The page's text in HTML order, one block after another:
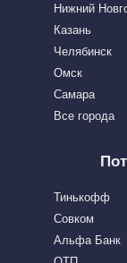
Нижний
Казань
Челябинск
Омск
Самара
Все города
Тинькофф
Совком
Альфа Банк